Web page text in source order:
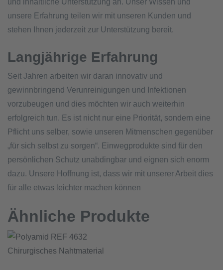
und inhaltliche Unterstützung an. Unser Wissen und
unsere Erfahrung teilen wir mit unseren Kunden und
stehen Ihnen jederzeit zur Unterstützung bereit.
Langjährige Erfahrung
Seit Jahren arbeiten wir daran innovativ und
gewinnbringend Verunreinigungen und Infektionen
vorzubeugen und dies möchten wir auch weiterhin
erfolgreich tun. Es ist nicht nur eine Priorität, sondern eine
Pflicht uns selber, sowie unseren Mitmenschen gegenüber
„für sich selbst zu sorgen“. Einwegprodukte sind für den
persönlichen Schutz unabdingbar und eignen sich enorm
dazu. Unsere Hoffnung ist, dass wir mit unserer Arbeit dies
für alle etwas leichter machen können
Ähnliche Produkte
Chirurgisches Nahtmaterial